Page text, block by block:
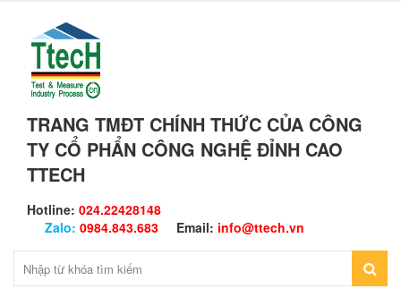
TRANG TMĐT CHÍNH THỨC CỦA CÔNG
TY CỔ PHẨN CÔNG NGHỆ ĐỈNH CAO
TTECH
Hotline: 024.22428148
Zalo: 0984.843.683 Email: info@ttech.vn